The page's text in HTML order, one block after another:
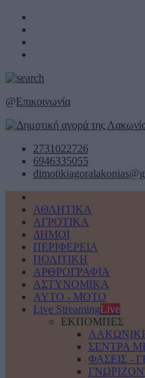
@Επικοινωνία
2731022726
6946335055
ΑΘΛΗΤΙΚΑ
ΑΓΡΟΤΙΚΑ
ΔΗΜΟΙ
ΠΕΡΙΦΕΡΕΙΑ
ΠΟΛΙΤΙΚΗ
ΑΡΘΡΟΓΡΑΦΙΑ
ΑΣΤΥΝΟΜΙΚΑ
AYTO - MOTO
Live StreamingLive
ΕΚΠΟΜΠΕΣ
ΣΕΝΤΡΑ
ΦΑΣΕΙΣ -